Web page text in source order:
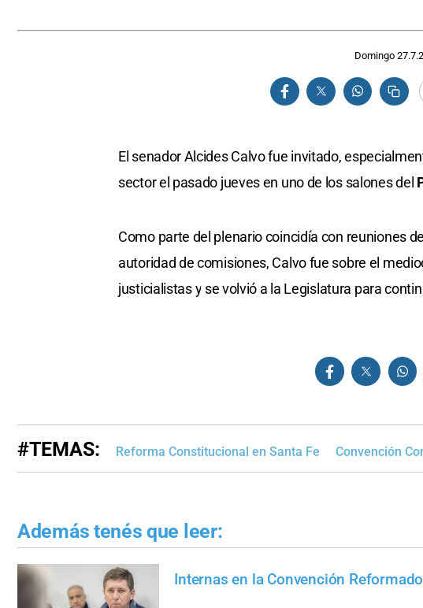
Domingo
El senador Alcides Calvo fue invitado,
sector el pasado jueves en uno de los salones del
Como parte del plenario coincidía con reuniones
autoridad de comisiones, Calvo fue sobre el
justicialistas y se volvió a la Legislatura para
#TEMAS: Reforma Constitucional en Santa Fe Convención
Además tenés que leer:
Internas en la Convención